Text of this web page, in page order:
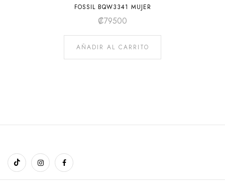
FOSSIL BQW3341 MUJER
₡79500
AÑADIR AL CARRITO